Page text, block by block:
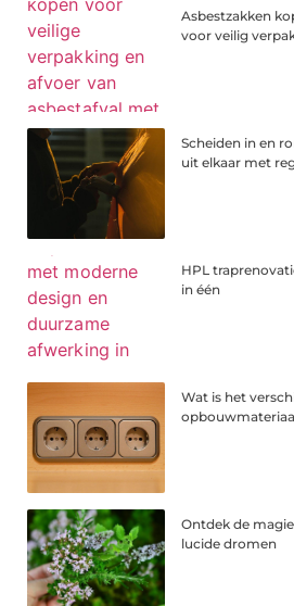
Asbestzakken
voor veilig
Scheiden in en
uit elkaar met
HPL
in één
Wat is het
Ontdek de
lucide dromen